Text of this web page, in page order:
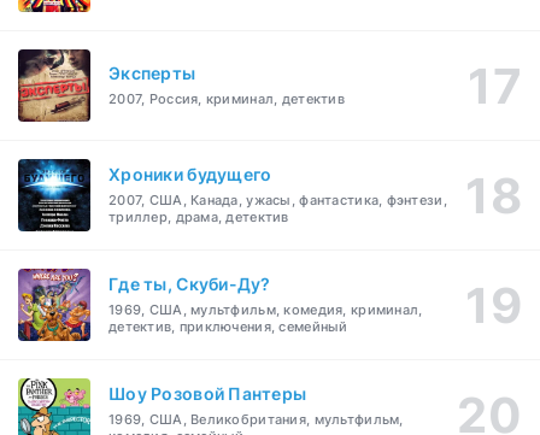
Эксперты
2007, Россия, криминал, детектив
Хроники будущего
2007, США, Канада, ужасы, фантастика, фэнтези,
триллер, драма, детектив
Где ты, Скуби-Ду?
1969, США, мультфильм, комедия, криминал,
детектив, приключения, семейный
Шоу Розовой Пантеры
1969, США, Великобритания, мультфильм,